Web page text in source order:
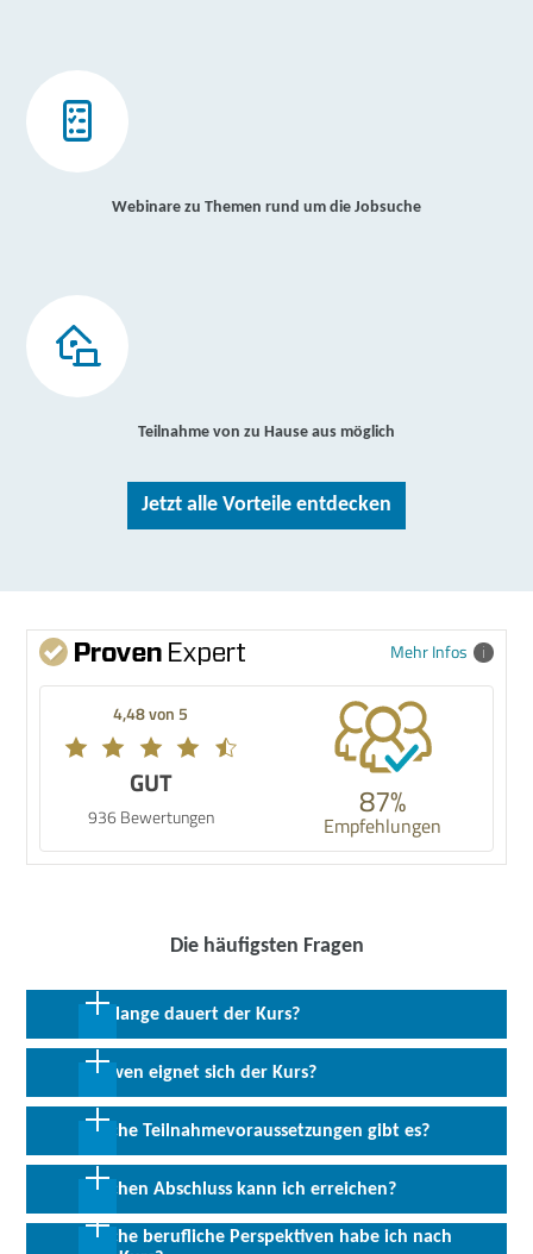
Webinare zu Themen rund um die Jobsuche
Teilnahme von zu Hause aus möglich
Jetzt alle Vorteile entdecken
Mehr Infos
4,48 von 5
GUT
936 Bewertungen 87%
Empfehlungen
Die häufigsten Fragen
Wie lange dauert der Kurs?
4 Wochen in Vollzeit; 8 Wochen in Teilzeit
Für wen eignet sich der Kurs?
Dieses Modul richtet sich an Personen mit vorwiegend
kaufmännischer oder Verwaltungsvorbildung die sich in die
Grundlagen der Sachbearbeitung des Personalwesens einarbeiten
wollen. Auch zur Vorbereitung für die Lohnbuchhaltung.
Welche Teilnahmevoraussetzungen gibt es?
Neben guten Deutschkenntnissen (B2) werden eine
abgeschlossene Berufsausbildung innerhalb Deutschlands sowie
gute PC- und Office- Kenntnisse vorausgesetzt. Kaufmännische
Welchen Abschluss kann ich erreichen?
Abschluss:Trägerinternes Zertifikat bzw.
Welche berufliche Perspektiven habe ich nach